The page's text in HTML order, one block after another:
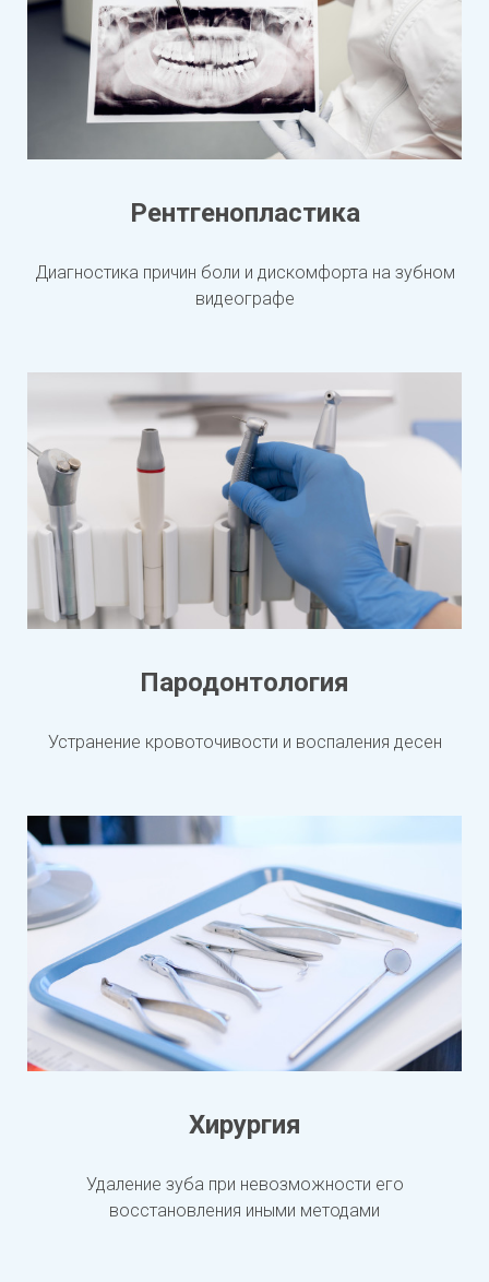
Рентгенопластика
Диагностика причин боли и дискомфорта на зубном
видеографе
Пародонтология
Устранение кровоточивости и воспаления десен
Хирургия
Удаление зуба при невозможности его
восстановления иными методами